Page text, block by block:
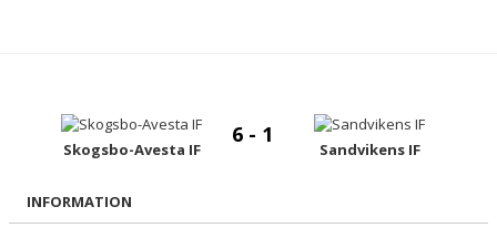
BILDGALLERI
DOKUMENT
Skogsbo-Avesta IF
6 - 1
Sandvikens IF
INFORMATION